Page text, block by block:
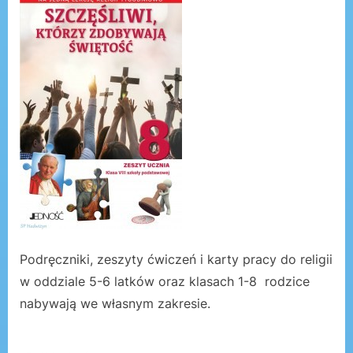
Podręczniki, zeszyty ćwiczeń i karty pracy do religii
w oddziale 5-6 latków oraz klasach 1-8 rodzice
nabywają we własnym zakresie.